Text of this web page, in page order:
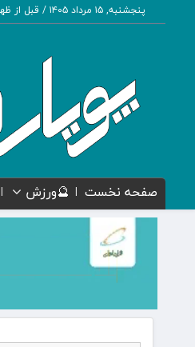
پنجشنبه, ۱۵ مرداد ۱۴۰۵ / قبل از ظهر /
صفحه نخست 🔮ورزش